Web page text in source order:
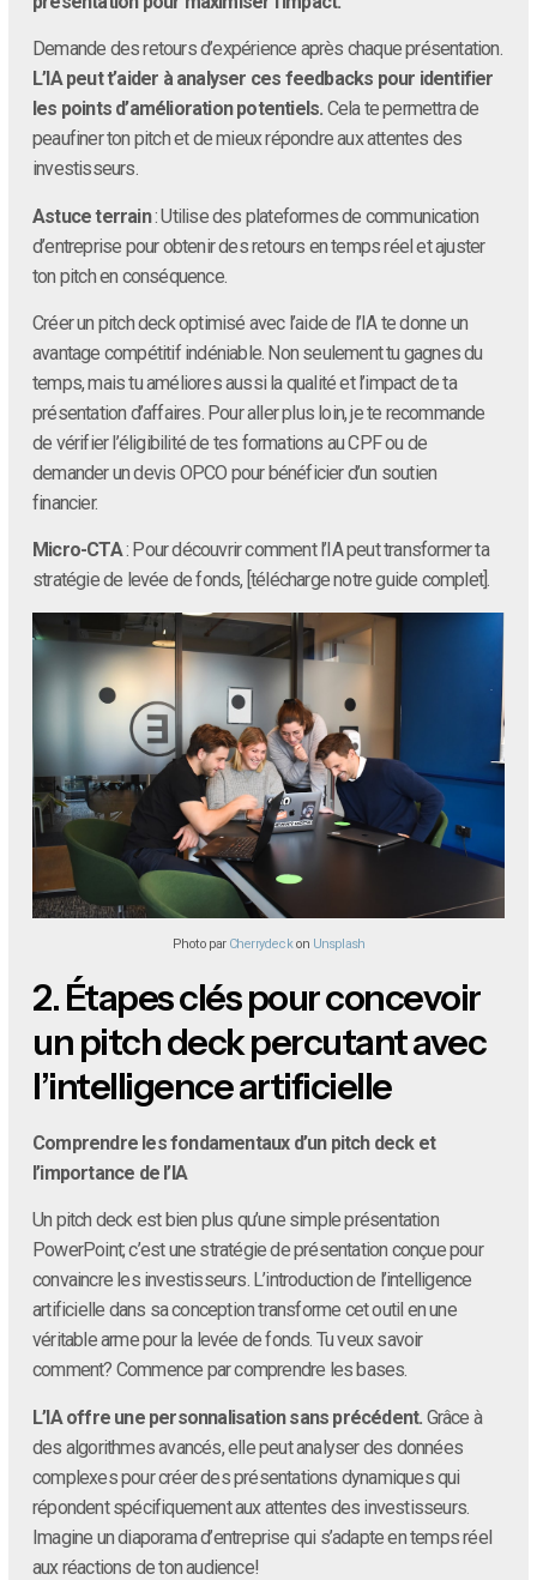
Demande des retours d’expérience après chaque présentation.
L’IA peut t’aider à analyser ces feedbacks pour identifier
les points d’amélioration potentiels. Cela te permettra de
peaufiner ton pitch et de mieux répondre aux attentes des
investisseurs.
Astuce terrain: Utilise des plateformes de communication
d’entreprise pour obtenir des retours en temps réel et ajuster
ton pitch en conséquence.
Créer un pitch deck optimisé avec l’aide de l’IA te donne un
avantage compétitif indéniable. Non seulement tu gagnes du
temps, mais tu améliores aussi la qualité et l’impact de ta
présentation d’affaires. Pour aller plus loin, je te recommande
de vérifier l’éligibilité de tes formations au CPF ou de
demander un devis OPCO pour bénéficier d’un soutien
financier.
Micro-CTA: Pour découvrir comment l’IA peut transformer ta
stratégie de levée de fonds, [télécharge notre guide complet].
Photo par Cherrydeckon Unsplash
2.Étapes clés pour concevoir
un pitch deck percutant avec
l’intelligence artificielle
Comprendre les fondamentaux d’un pitch deck et
l’importance de l’IA
Un pitch deck est bien plus qu’une simple présentation
PowerPoint; c’est une stratégie de présentation conçue pour
convaincre les investisseurs. L’introduction de l’intelligence
artificielle dans sa conception transforme cet outil en une
véritable arme pour la levée de fonds. Tu veux savoir
comment? Commence par comprendre les bases.
L’IA offre une personnalisation sans précédent. Grâce à
des algorithmes avancés, elle peut analyser des données
complexes pour créer des présentations dynamiques qui
répondent spécifiquement aux attentes des investisseurs.
Imagine un diaporama d’entreprise qui s’adapte en temps réel
aux réactions de ton audience!